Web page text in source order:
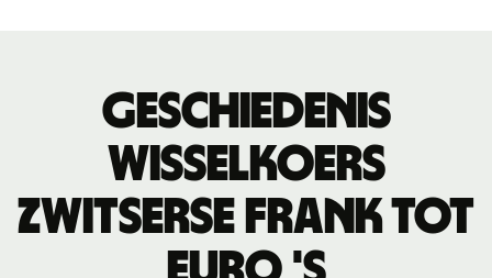
Geschiedenis
wisselkoers
Zwitserse frank tot